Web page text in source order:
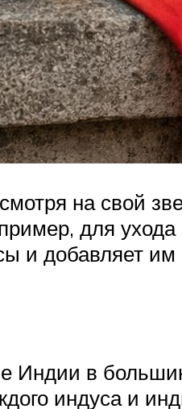
на свой
для ухода
и добавляет
Индии в
индуса и